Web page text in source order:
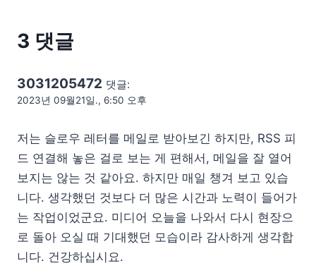
3 댓글
3031205472 댓글:
2023년 09월21일., 6:50 오후
저는 슬로우 레터를 메일로 받아보긴 하지만, RSS 피
드 연결해 놓은 걸로 보는 게 편해서, 메일을 잘 열어
보지는 않는 것 같아요. 하지만 매일 챙겨 보고 있습
니다. 생각했던 것보다 더 많은 시간과 노력이 들어가
는 작업이었군요. 미디어 오늘을 나와서 다시 현장으
로 돌아 오실 때 기대했던 모습이라 감사하게 생각합
니다. 건강하십시요.